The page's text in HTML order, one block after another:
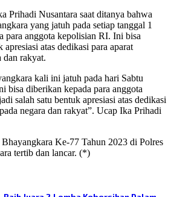
Prihadi Nusantara saat ditanya bahwa
yang jatuh pada setiap tanggal 1
para anggota kepolisian RI. Ini bisa
apresiasi atas dedikasi para aparat
dan rakyat.
kali ini jatuh pada hari Sabtu
bisa diberikan kepada para anggota
salah satu bentuk apresiasi atas dedikasi
negara dan rakyat”. Ucap Ika Prihadi
Ke-77 Tahun 2023 di Polres
tertib dan lancar. (*)